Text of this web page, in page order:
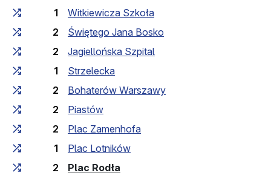
1
Witkiewicza Szkoła
2
Świętego Jana Bosko
2
Jagiellońska Szpital
1
Strzelecka
2
Bohaterów Warszawy
2
Piastów
2
Plac Zamenhofa
1
Plac Lotników
2
Plac Rodła